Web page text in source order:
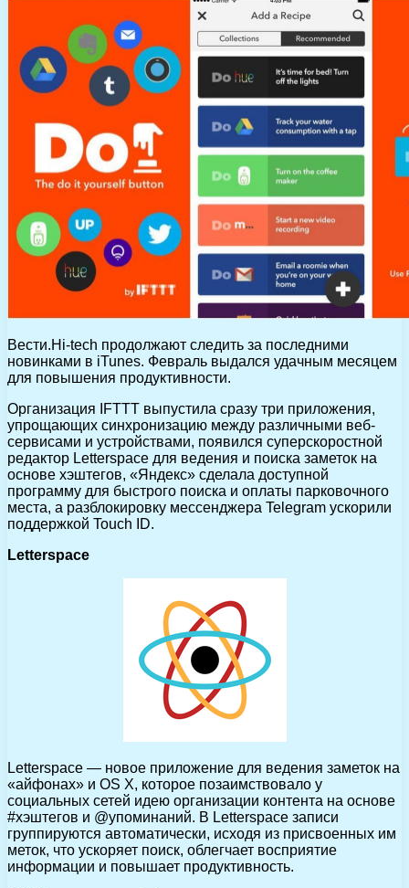
Вести.Hi-tech продолжают следить за последними
новинками в iTunes. Февраль выдался удачным месяцем
для повышения продуктивности.
Организация IFTTT выпустила сразу три приложения,
упрощающих синхронизацию между различными веб-
сервисами и устройствами, появился суперскоростной
редактор Letterspace для ведения и поиска заметок на
основе хэштегов, «Яндекс» сделала доступной
программу для быстрого поиска и оплаты парковочного
места, а разблокировку мессенджера Telegram ускорили
поддержкой Touch ID.
Letterspace
Letterspace — новое приложение для ведения заметок на
«айфонах» и OS X, которое позаимствовало у
социальных сетей идею организации контента на основе
#хэштегов и @упоминаний. В Letterspace записи
группируются автоматически, исходя из присвоенных им
меток, что ускоряет поиск, облегчает восприятие
информации и повышает продуктивность.